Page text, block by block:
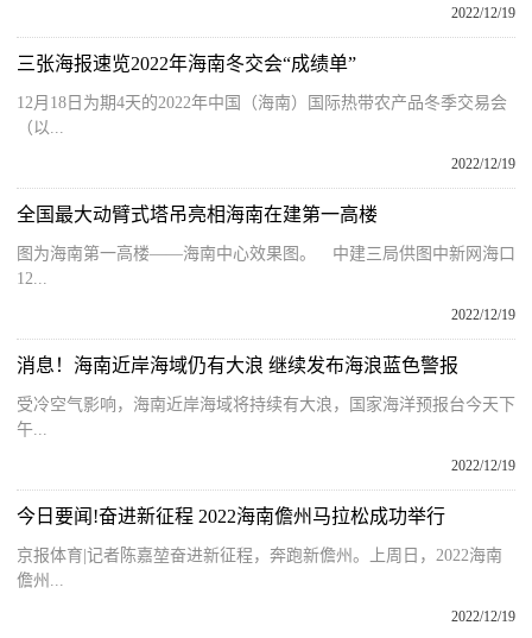
2022/12/19
三张海报速览2022年海南冬交会“成绩单”
12月18日为期4天的2022年中国（海南）国际热带农产品冬季交易会
（以...
2022/12/19
全国最大动臂式塔吊亮相海南在建第一高楼
图为海南第一高楼——海南中心效果图。 中建三局供图中新网海口
12...
2022/12/19
消息！海南近岸海域仍有大浪 继续发布海浪蓝色警报
受冷空气影响，海南近岸海域将持续有大浪，国家海洋预报台今天下
午...
2022/12/19
今日要闻!奋进新征程 2022海南儋州马拉松成功举行
京报体育|记者陈嘉堃奋进新征程，奔跑新儋州。上周日，2022海南
儋州...
2022/12/19